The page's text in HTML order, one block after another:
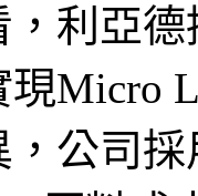
利亞
Micro
公司